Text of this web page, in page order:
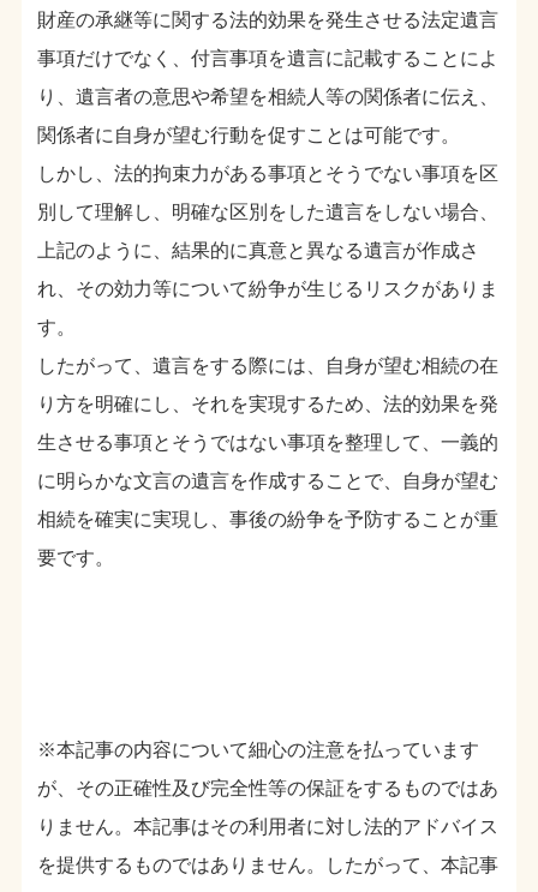
財産の承継等に関する法的効果を発生させる法定遺言
事項だけでなく、付言事項を遺言に記載することによ
り、遺言者の意思や希望を相続人等の関係者に伝え、
関係者に自身が望む行動を促すことは可能です。
しかし、法的拘束力がある事項とそうでない事項を区
別して理解し、明確な区別をした遺言をしない場合、
上記のように、結果的に真意と異なる遺言が作成さ
れ、その効力等について紛争が生じるリスクがありま
す。
したがって、遺言をする際には、自身が望む相続の在
り方を明確にし、それを実現するため、法的効果を発
生させる事項とそうではない事項を整理して、一義的
に明らかな文言の遺言を作成することで、自身が望む
相続を確実に実現し、事後の紛争を予防することが重
要です。
※本記事の内容について細心の注意を払っています
が、その正確性及び完全性等の保証をするものではあ
りません。本記事はその利用者に対し法的アドバイス
を提供するものではありません。したがって、本記事